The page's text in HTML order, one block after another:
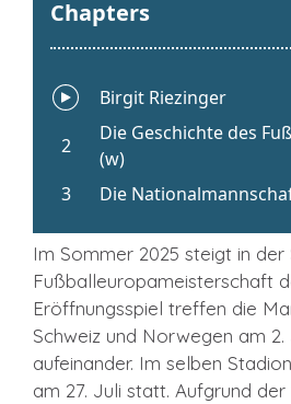
Im Sommer 2025 steigt in der
Fußballeuropameisterschaft
Eröffnungsspiel treffen die
Schweiz und Norwegen am 2.
aufeinander. Im selben
am 27. Juli statt. Aufgrund